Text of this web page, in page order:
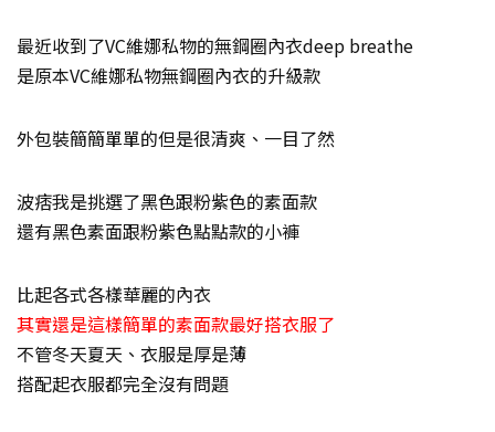
最近收到了VC維娜私物的無鋼圈內衣deep breathe
是原本VC維娜私物無鋼圈內衣的升級款
外包裝簡簡單單的但是很清爽、一目了然
波痞我是挑選了黑色跟粉紫色的素面款
還有黑色素面跟粉紫色點點款的小褲
比起各式各樣華麗的內衣
其實還是這樣簡單的素面款最好搭衣服了
不管冬天夏天、衣服是厚是薄
搭配起衣服都完全沒有問題